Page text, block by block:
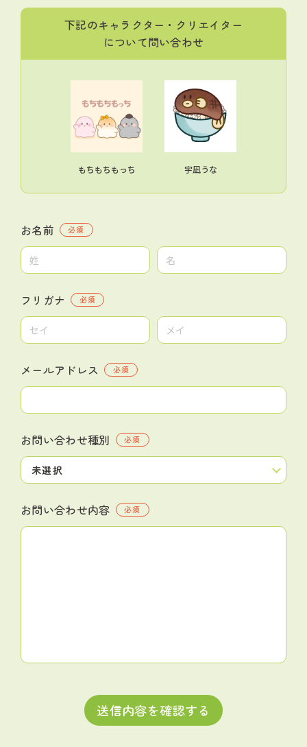
下記のキャラクター・クリエイター
について問い合わせ
もちもちもっち 宇凪うな
お名前 必須
フリガナ 必須
メールアドレス 必須
お問い合わせ種別 必須
お問い合わせ内容 必須
送信内容を確認する